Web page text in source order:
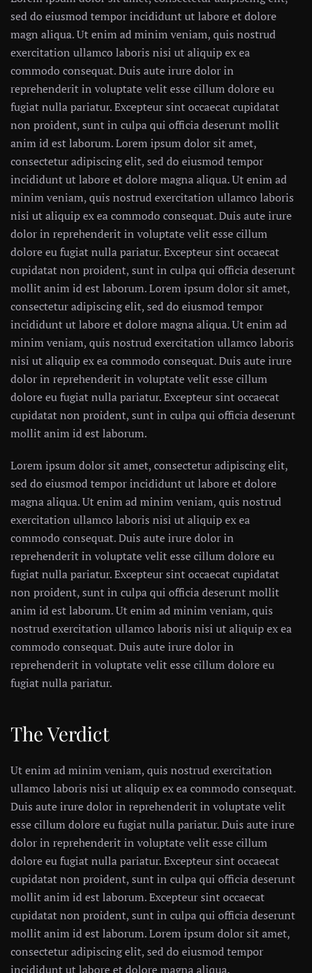
sed do eiusmod tempor incididunt ut labore et dolore
magn aliqua. Ut enim ad minim veniam, quis nostrud
exercitation ullamco laboris nisi ut aliquip ex ea
commodo consequat. Duis aute irure dolor in
reprehenderit in voluptate velit esse cillum dolore eu
fugiat nulla pariatur. Excepteur sint occaecat cupidatat
non proident, sunt in culpa qui officia deserunt mollit
anim id est laborum. Lorem ipsum dolor sit amet,
consectetur adipiscing elit, sed do eiusmod tempor
incididunt ut labore et dolore magna aliqua. Ut enim ad
minim veniam, quis nostrud exercitation ullamco laboris
nisi ut aliquip ex ea commodo consequat. Duis aute irure
dolor in reprehenderit in voluptate velit esse cillum
dolore eu fugiat nulla pariatur. Excepteur sint occaecat
cupidatat non proident, sunt in culpa qui officia deserunt
mollit anim id est laborum. Lorem ipsum dolor sit amet,
consectetur adipiscing elit, sed do eiusmod tempor
incididunt ut labore et dolore magna aliqua. Ut enim ad
minim veniam, quis nostrud exercitation ullamco laboris
nisi ut aliquip ex ea commodo consequat. Duis aute irure
dolor in reprehenderit in voluptate velit esse cillum
dolore eu fugiat nulla pariatur. Excepteur sint occaecat
cupidatat non proident, sunt in culpa qui officia deserunt
mollit anim id est laborum.
Lorem ipsum dolor sit amet, consectetur adipiscing elit,
sed do eiusmod tempor incididunt ut labore et dolore
magna aliqua. Ut enim ad minim veniam, quis nostrud
exercitation ullamco laboris nisi ut aliquip ex ea
commodo consequat. Duis aute irure dolor in
reprehenderit in voluptate velit esse cillum dolore eu
fugiat nulla pariatur. Excepteur sint occaecat cupidatat
non proident, sunt in culpa qui officia deserunt mollit
anim id est laborum. Ut enim ad minim veniam, quis
nostrud exercitation ullamco laboris nisi ut aliquip ex ea
commodo consequat. Duis aute irure dolor in
reprehenderit in voluptate velit esse cillum dolore eu
fugiat nulla pariatur.
The Verdict
Ut enim ad minim veniam, quis nostrud exercitation
ullamco laboris nisi ut aliquip ex ea commodo consequat.
Duis aute irure dolor in reprehenderit in voluptate velit
esse cillum dolore eu fugiat nulla pariatur. Duis aute irure
dolor in reprehenderit in voluptate velit esse cillum
dolore eu fugiat nulla pariatur. Excepteur sint occaecat
cupidatat non proident, sunt in culpa qui officia deserunt
mollit anim id est laborum. Excepteur sint occaecat
cupidatat non proident, sunt in culpa qui officia deserunt
mollit anim id est laborum. Lorem ipsum dolor sit amet,
consectetur adipiscing elit, sed do eiusmod tempor
incididunt ut labore et dolore magna aliqua.